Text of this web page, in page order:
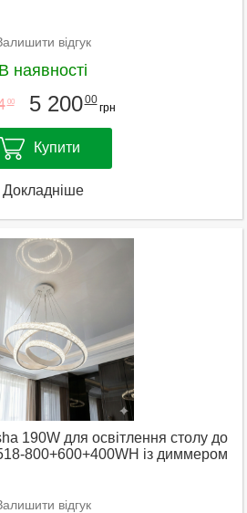
відгук
В наявності
00 5 20000
грн
Купити
Докладніше
190W для освітлення столу до
800+600+400WH із диммером
відгук